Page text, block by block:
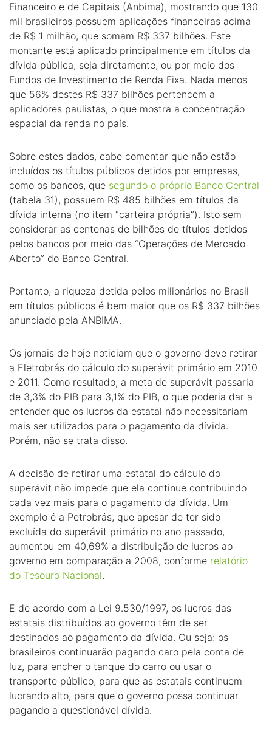
Financeiro e de Capitais (Anbima), mostrando que 130
mil brasileiros possuem aplicações financeiras acima
de R$ 1 milhão, que somam R$ 337 bilhões. Este
montante está aplicado principalmente em títulos da
dívida pública, seja diretamente, ou por meio dos
Fundos de Investimento de Renda Fixa. Nada menos
que 56% destes R$ 337 bilhões pertencem a
aplicadores paulistas, o que mostra a concentração
espacial da renda no país.
Sobre estes dados, cabe comentar que não estão
incluídos os títulos públicos detidos por empresas,
como os bancos, que segundo o próprio Banco Central
(tabela 31), possuem R$ 485 bilhões em títulos da
dívida interna (no item “carteira própria”). Isto sem
considerar as centenas de bilhões de títulos detidos
pelos bancos por meio das “Operações de Mercado
Aberto” do Banco Central.
Portanto, a riqueza detida pelos milionários no Brasil
em títulos públicos é bem maior que os R$ 337 bilhões
anunciado pela ANBIMA.
Os jornais de hoje noticiam que o governo deve retirar
a Eletrobrás do cálculo do superávit primário em 2010
e 2011. Como resultado, a meta de superávit passaria
de 3,3% do PIB para 3,1% do PIB, o que poderia dar a
entender que os lucros da estatal não necessitariam
mais ser utilizados para o pagamento da dívida.
Porém, não se trata disso.
A decisão de retirar uma estatal do cálculo do
superávit não impede que ela continue contribuindo
cada vez mais para o pagamento da dívida. Um
exemplo é a Petrobrás, que apesar de ter sido
excluída do superávit primário no ano passado,
aumentou em 40,69% a distribuição de lucros ao
governo em comparação a 2008, conforme relatório
do Tesouro Nacional.
E de acordo com a Lei 9.530/1997, os lucros das
estatais distribuídos ao governo têm de ser
destinados ao pagamento da dívida. Ou seja: os
brasileiros continuarão pagando caro pela conta de
luz, para encher o tanque do carro ou usar o
transporte público, para que as estatais continuem
lucrando alto, para que o governo possa continuar
pagando a questionável dívida.